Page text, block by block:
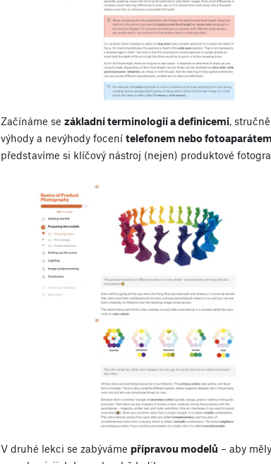
Začínáme se základní terminologií a definicemi,
výhody a nevýhody focení telefonem nebo fotoaparátem
představíme si klíčový nástroj (nejen) produktové
V druhé lekci se zabýváme přípravou modelů – aby